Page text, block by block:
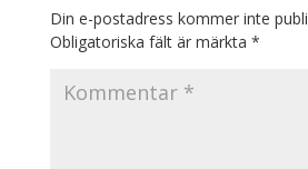
Din e-postadress kommer inte
Obligatoriska fält är märkta *